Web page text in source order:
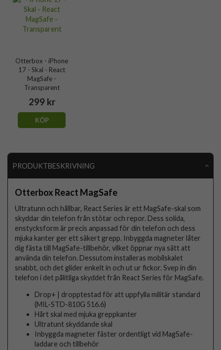
Otterbox - iPhone
17 - Skal - React
MagSafe -
Transparent
299 kr
KÖP
PRODUKTBESKRIVNING
Otterbox React MagSafe
Ultratunn och hållbar, React Series är ett MagSafe-skal som
skyddar din telefon från stötar och repor. Dess solida,
enstycksform är precis anpassad för din telefon och dess
mjuka kanter ger ett säkert grepp. Inbyggda magneter låter
dig fästa till MagSafe-tillbehör, vilket öppnar nya sätt att
använda din telefon. Dessutom installeras mobilskalet
snabbt, och det glider enkelt in och ut ur fickor. Svep in din
telefon i det pålitliga skyddet från React Series för MagSafe.
Drop+ | dropptestad för att uppfylla militär standard
(MIL-STD-810G 516.6)
Hårt skal med mjuka greppkanter
Ultratunt skyddande skal
Inbyggda magneter fäster ordentligt vid MagSafe-
laddare och tillbehör